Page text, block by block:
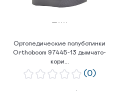
Ортопедические полуботинки
Orthoboom 97445-13 дымчато-
кори...
(0)